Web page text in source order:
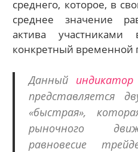
среднего, которое, в
среднее значение
актива
конкретный временной
Данный индикатор
представляется
«быстрая»,
рыночного
равновесие